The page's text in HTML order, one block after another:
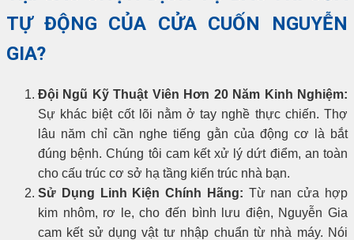
TỰ ĐỘNG CỦA CỬA CUỐN NGUYỄN
GIA?
Đội Ngũ Kỹ Thuật Viên Hơn 20 Năm Kinh Nghiệm:
Sự khác biệt cốt lõi nằm ở tay nghề thực chiến. Thợ
lâu năm chỉ cần nghe tiếng gằn của động cơ là bắt
đúng bệnh. Chúng tôi cam kết xử lý dứt điểm, an toàn
cho cấu trúc cơ sở hạ tầng kiến trúc nhà bạn.
Sử Dụng Linh Kiện Chính Hãng: Từ nan cửa hợp
kim nhôm, rơ le, cho đến bình lưu điện, Nguyễn Gia
cam kết sử dụng vật tư nhập chuẩn từ nhà máy. Nói